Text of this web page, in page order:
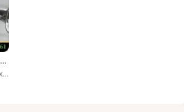
Baden 1966 and Montreux 1971
Rex Stewart, The Henry Chaix Orchestra